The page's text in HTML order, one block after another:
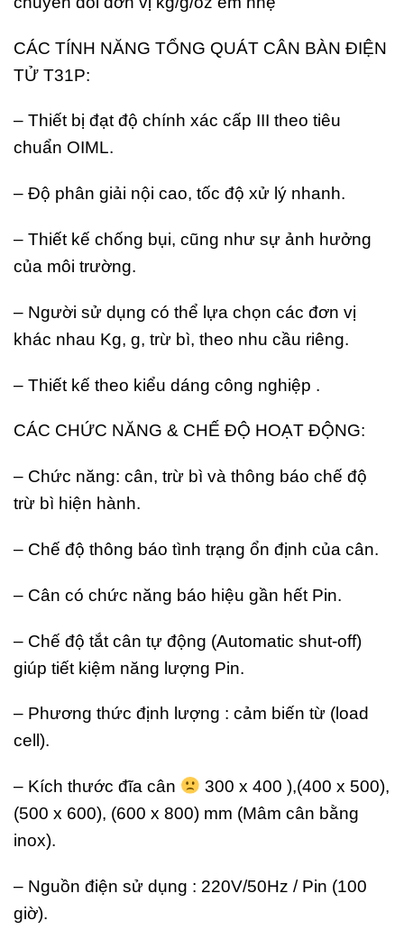
CÁC TÍNH NĂNG TỔNG QUÁT CÂN BÀN ĐIỆN
TỬ T31P:
– Thiết bị đạt độ chính xác cấp III theo tiêu
chuẩn OIML.
– Độ phân giải nội cao, tốc độ xử lý nhanh.
– Thiết kế chống bụi, cũng như sự ảnh hưởng
của môi trường.
– Người sử dụng có thể lựa chọn các đơn vị
khác nhau Kg, g, trừ bì, theo nhu cầu riêng.
– Thiết kế theo kiểu dáng công nghiệp .
CÁC CHỨC NĂNG & CHẾ ĐỘ HOẠT ĐỘNG:
– Chức năng: cân, trừ bì và thông báo chế độ
trừ bì hiện hành.
– Chế độ thông báo tình trạng ổn định của cân.
– Cân có chức năng báo hiệu gần hết Pin.
– Chế độ tắt cân tự động (Automatic shut-off)
giúp tiết kiệm năng lượng Pin.
– Phương thức định lượng : cảm biến từ (load
cell).
– Kích thước đĩa cân
300 x 400 ),(400 x 500),
(500 x 600), (600 x 800) mm (Mâm cân bằng
inox).
– Nguồn điện sử dụng : 220V/50Hz / Pin (100
giờ).